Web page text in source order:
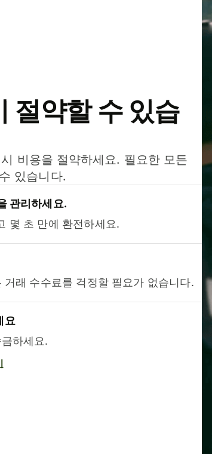
절약할 수 있습
비용을 절약하세요. 필요한 모든
있습니다.
관리하세요.
몇 초 만에 환전하세요.
래 수수료를 걱정할 필요가 없습니다.
요
하세요.